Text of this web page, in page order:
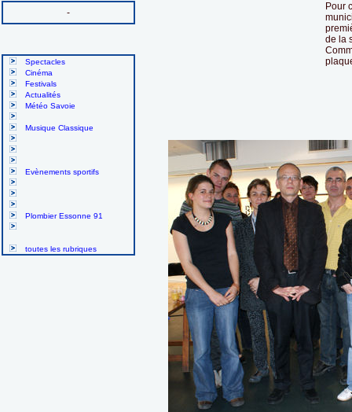
-
Spectacles
Cinéma
Festivals
Actualités
Météo Savoie
Musique Classique
Evènements sportifs
Plombier Essonne 91
toutes les rubriques
Pour
de la